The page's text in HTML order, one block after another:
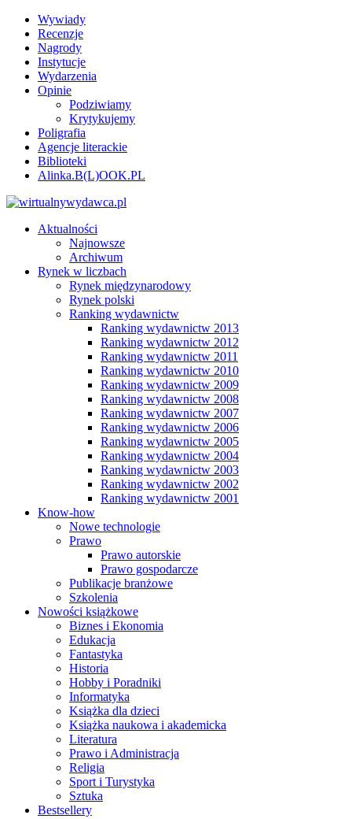
Wywiady
Recenzje
Nagrody
Instytucje
Wydarzenia
Opinie
Podziwiamy
Krytykujemy
Poligrafia
Agencje literackie
Biblioteki
Alinka.B(L)OOK.PL
Aktualności
Najnowsze
Archiwum
Rynek w liczbach
Rynek międzynarodowy
Rynek polski
Ranking wydawnictw
Ranking wydawnictw 2013
Ranking wydawnictw 2012
Ranking wydawnictw 2011
Ranking wydawnictw 2010
Ranking wydawnictw 2009
Ranking wydawnictw 2008
Ranking wydawnictw 2007
Ranking wydawnictw 2006
Ranking wydawnictw 2005
Ranking wydawnictw 2004
Ranking wydawnictw 2003
Ranking wydawnictw 2002
Ranking wydawnictw 2001
Know-how
Nowe technologie
Prawo
Prawo autorskie
Prawo gospodarcze
Publikacje branżowe
Szkolenia
Nowości książkowe
Biznes i Ekonomia
Edukacja
Fantastyka
Historia
Hobby i Poradniki
Informatyka
Książka dla dzieci
Książka naukowa i akademicka
Literatura
Prawo i Administracja
Religia
Sport i Turystyka
Sztuka
Bestsellery